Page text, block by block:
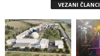
VEZANI ČLANCI